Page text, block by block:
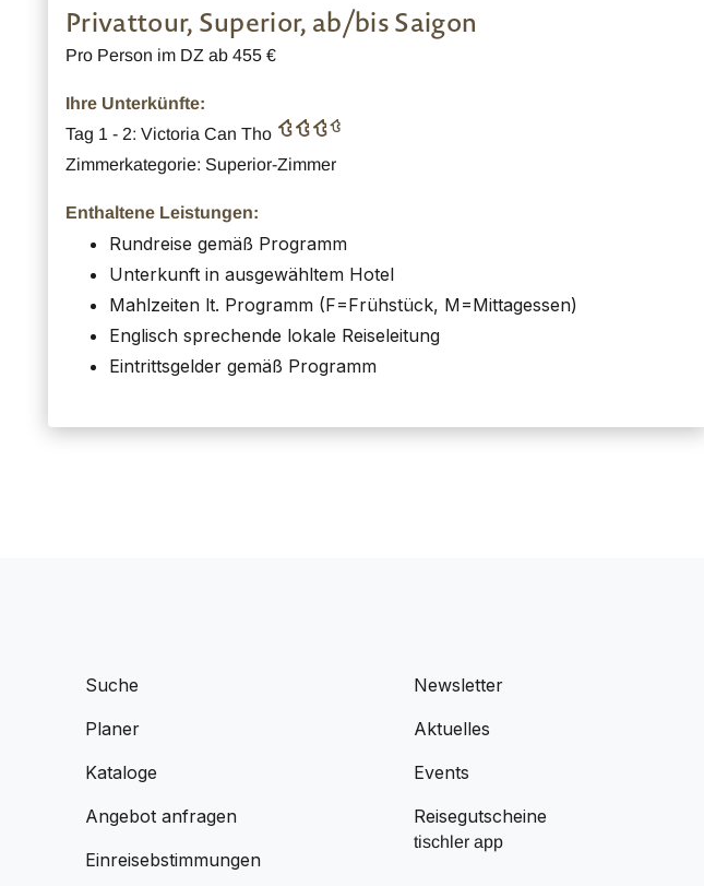
Privattour, Superior, ab/bis Saigon
Pro Person im DZ ab 455 €
Ihre Unterkünfte:
Tag 1 - 2: Victoria Can Tho
Zimmerkategorie: Superior-Zimmer
Enthaltene Leistungen:
Rundreise gemäß Programm
Unterkunft in ausgewähltem Hotel
Mahlzeiten lt. Programm (F=Frühstück, M=Mittagessen)
Englisch sprechende lokale Reiseleitung
Eintrittsgelder gemäß Programm
Suche
Planer
Kataloge
Angebot anfragen
Einreisebstimmungen
Newsletter
Aktuelles
Events
Reisegutscheine
tischler app